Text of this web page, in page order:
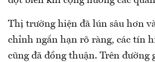
Thị trường hiện đã lún sâu hơn
chỉnh ngắn hạn rõ ràng, các tín
cũng đã đồng thuận. Trên đường